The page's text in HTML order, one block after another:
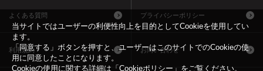
よくある質問 プライバシーポリシー
利用規約 お問い合わせ
当サイトではユーザーの利便性向上を目的としてCookieを使用してい
ます。
「同意する」ボタンを押すと、ユーザーはこのサイトでのCookieの使
用に同意したことになります。
Cookieの使用に関する詳細は「 Cookieポリシー 」をご覧ください。